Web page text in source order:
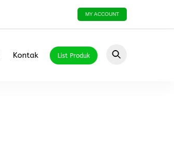
MY ACCOUNT
Kontak List Produk